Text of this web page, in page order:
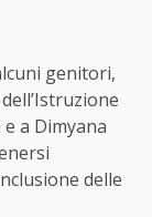
genitori,
a Dimyana
delle